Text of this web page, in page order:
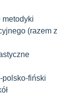
metodyki
(razem z
polsko-fiński